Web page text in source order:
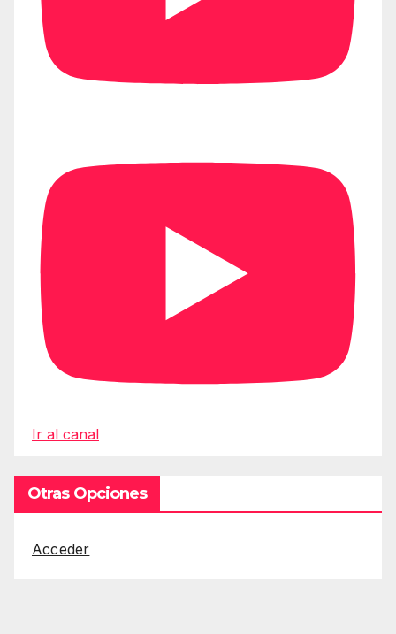
Ir al canal
Otras Opciones
Acceder